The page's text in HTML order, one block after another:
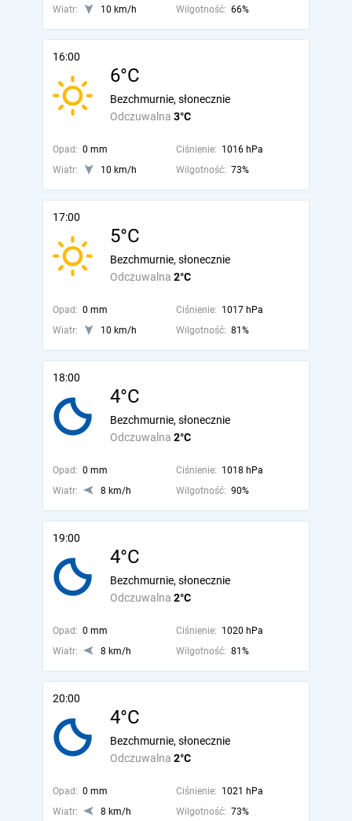
Wiatr:
10 km/h Wilgotność: 66%
16:00
6°C
Odczuwalna 3°C
Bezchmurnie, słonecznie
Opad: 0 mm Ciśnienie: 1016 hPa
Wiatr:
10 km/h Wilgotność: 73%
17:00
5°C
Odczuwalna 2°C
Bezchmurnie, słonecznie
Opad: 0 mm Ciśnienie: 1017 hPa
Wiatr:
10 km/h Wilgotność: 81%
18:00
4°C
Odczuwalna 2°C
Bezchmurnie, słonecznie
Opad: 0 mm Ciśnienie: 1018 hPa
Wiatr:
8 km/h Wilgotność: 90%
19:00
4°C
Odczuwalna 2°C
Bezchmurnie, słonecznie
Opad: 0 mm Ciśnienie: 1020 hPa
Wiatr:
8 km/h Wilgotność: 81%
20:00
4°C
Odczuwalna 2°C
Bezchmurnie, słonecznie
Opad: 0 mm Ciśnienie: 1021 hPa
Wiatr:
8 km/h Wilgotność: 73%